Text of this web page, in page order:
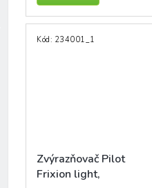
Zvýrazňovač Pilot
Frixion light,
Kód: 234001_1